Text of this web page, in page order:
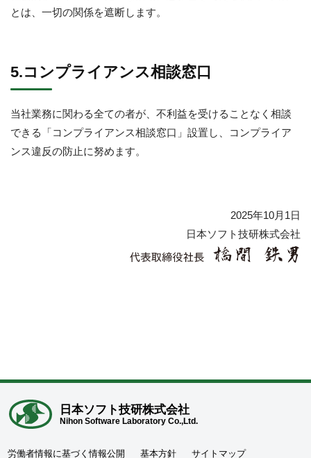
とは、一切の関係を遮断します。
5.コンプライアンス相談窓口
当社業務に関わる全ての者が、不利益を受けることなく相談
できる「コンプライアンス相談窓口」設置し、コンプライア
ンス違反の防止に努めます。
2025年10月1日
日本ソフト技研株式会社
日本ソフト技研株式会社
Nihon Software Laboratory Co.,Ltd.
労働者情報に基づく情報公開 基本方針 サイトマップ